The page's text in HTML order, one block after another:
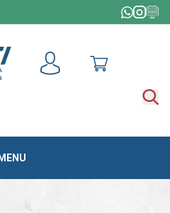
MENU